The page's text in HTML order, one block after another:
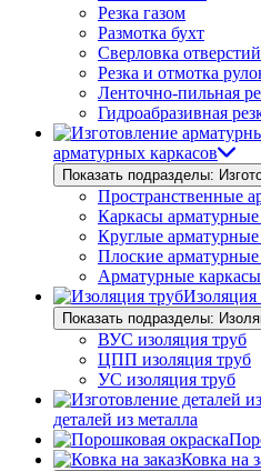
Резка газом
Размотка бухт
Сверловка отверстий
Резка и отмотка
Ленточно-пильная
Гидроабразивная
арматурных каркасов
Показать подразделы:
Пространственные
Каркасы
Круглые
Плоские
Арматурные
Изоляция
Показать подразделы:
ВУС изоляция труб
ЦПП изоляция труб
УС изоляция труб
деталей из металла
Ковка на